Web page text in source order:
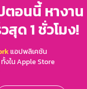
ตอนนี้ หางาน
สุด 1 ชั่วโมง!
แอปพลิเคชัน
งใน Apple Store